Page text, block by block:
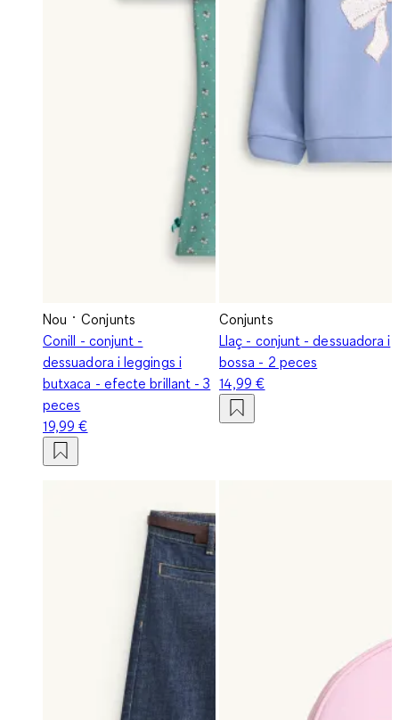
Nou
Conjunts
Conill - conjunt -
dessuadora i leggings i
butxaca - efecte brillant - 3
peces
19,99 €
Conjunts
Llaç - conjunt - dessuadora i
bossa - 2 peces
14,99 €